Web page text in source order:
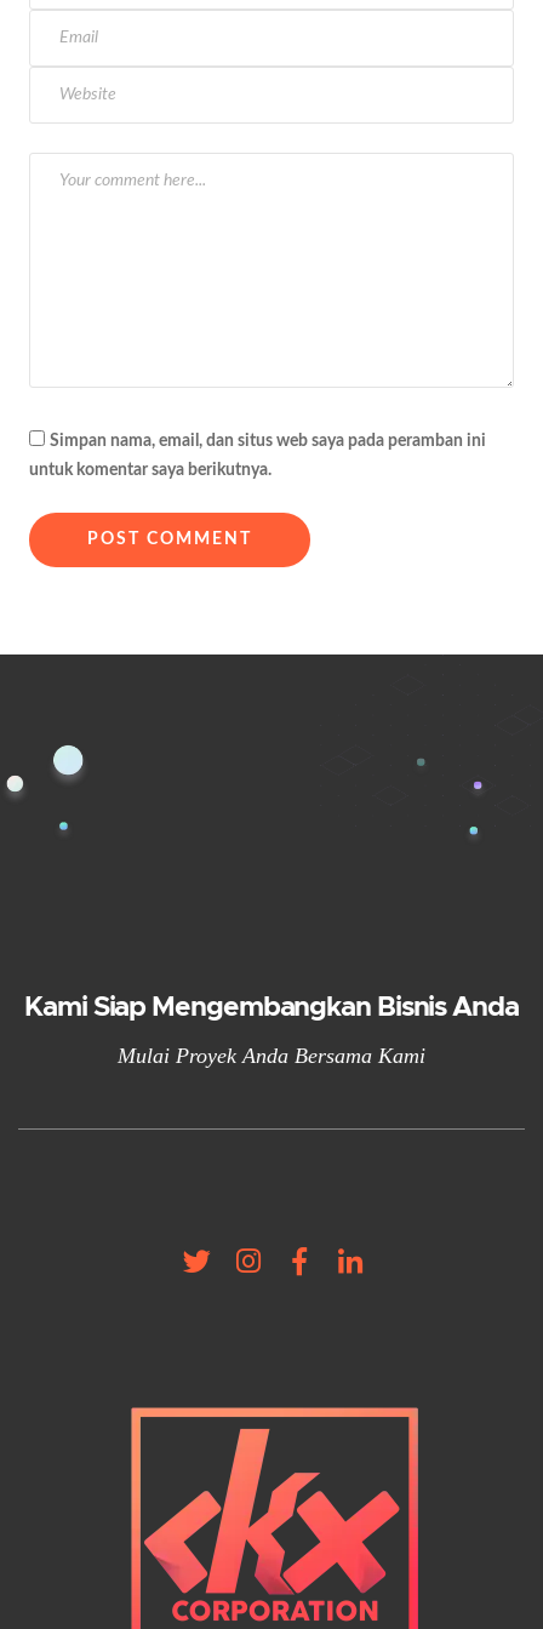
p
Simpan nama, email, dan situs web saya pada peramban ini
untuk komentar saya berikutnya.
Kami Siap Mengembangkan Bisnis Anda
Mulai Proyek Anda Bersama Kami